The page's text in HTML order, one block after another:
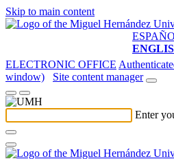
Skip to main content
ELECTRONIC OFFICE
window)
Site content manager
Enter